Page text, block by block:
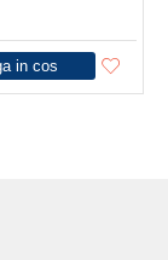
in cos